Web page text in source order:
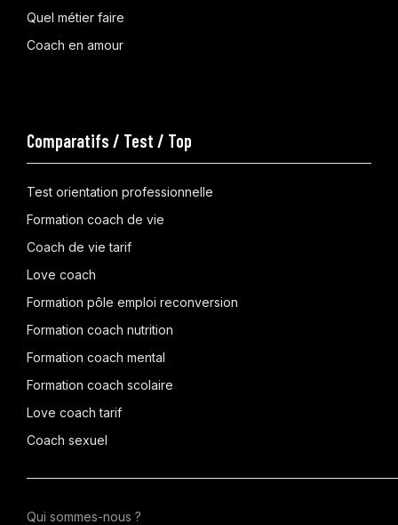
Quel métier faire
Coach en amour
Comparatifs / Test / Top
Test orientation professionnelle
Formation coach de vie
Coach de vie tarif
Love coach
Formation pôle emploi reconversion
Formation coach nutrition
Formation coach mental
Formation coach scolaire
Love coach tarif
Coach sexuel
Qui sommes-nous ?